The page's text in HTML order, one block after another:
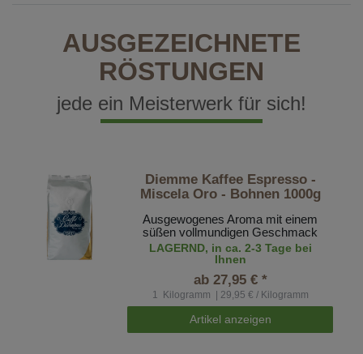
AUSGEZEICHNETE
RÖSTUNGEN
jede ein Meisterwerk für sich!
Diemme Kaffee Espresso -
Miscela Oro - Bohnen 1000g
Ausgewogenes Aroma mit einem
süßen vollmundigen Geschmack
LAGERND, in ca. 2-3 Tage bei
Ihnen
ab 27,95 € *
1 Kilogramm | 29,95 € / Kilogramm
Artikel anzeigen